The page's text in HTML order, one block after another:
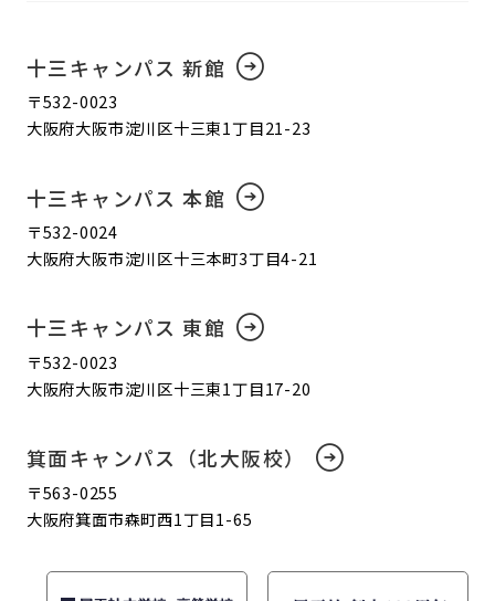
十三キャンパス 新館
〒532-0023
大阪府大阪市淀川区十三東1丁目21-23
十三キャンパス 本館
〒532-0024
大阪府大阪市淀川区十三本町3丁目4-21
十三キャンパス 東館
〒532-0023
大阪府大阪市淀川区十三東1丁目17-20
箕面キャンパス（北大阪校）
〒563-0255
大阪府箕面市森町西1丁目1-65